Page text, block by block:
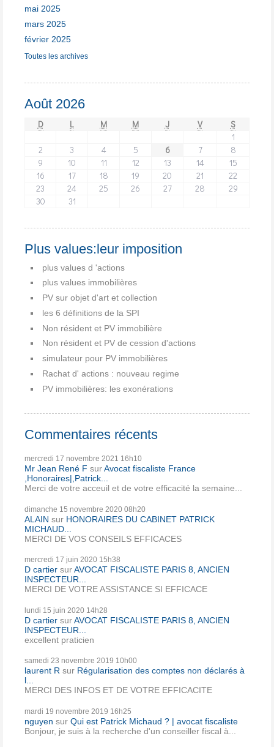
mai 2025
mars 2025
février 2025
Toutes les archives
Août 2026
D L M M J V
S
1
2
3 4 5 6 7
8
9
10 11 12 13 14
15
16
17 18 19 20 21
22
23
24 25 26 27 28
29
30
31
Plus values:leur imposition
plus values d 'actions
plus values immobilières
PV sur objet d'art et collection
les 6 définitions de la SPI
Non résident et PV immobilière
Non résident et PV de cession d'actions
simulateur pour PV immobilières
Rachat d' actions : nouveau regime
PV immobilières: les exonérations
Commentaires récents
mercredi 17 novembre 2021 16h10
Mr Jean René F surAvocat fiscaliste France
,Honoraires|,Patrick...
Merci de votre acceuil et de votre efficacité la semaine...
dimanche 15 novembre 2020 08h20
ALAIN sur HONORAIRES DU CABINET PATRICK
MICHAUD...
MERCI DE VOS CONSEILS EFFICACES
mercredi 17 juin 2020 15h38
D cartier surAVOCAT FISCALISTE PARIS 8, ANCIEN
INSPECTEUR...
MERCI DE VOTRE ASSISTANCE SI EFFICACE
lundi 15 juin 2020 14h28
D cartier surAVOCAT FISCALISTE PARIS 8, ANCIEN
INSPECTEUR...
excellent praticien
samedi 23 novembre 2019 10h00
laurent R sur Régularisation des comptes non déclarés à
l...
MERCI DES INFOS ET DE VOTRE EFFICACITE
mardi 19 novembre 2019 16h25
nguyen sur Qui est Patrick Michaud ? | avocat fiscaliste
Bonjour, je suis à la recherche d'un conseiller fiscal à...